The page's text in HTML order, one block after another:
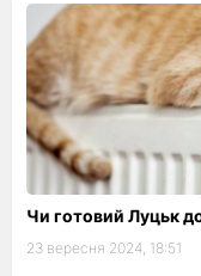
Чи готовий Луцьк
23 вересня 2024, 18:51